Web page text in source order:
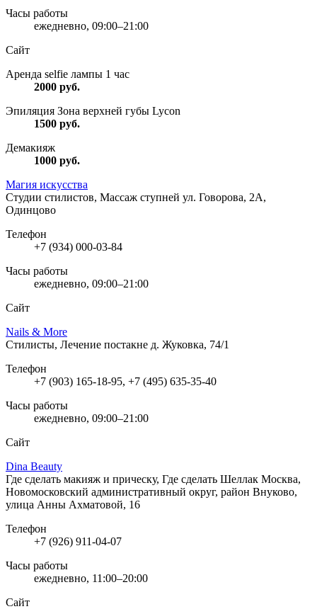
Часы работы
ежедневно, 09:00–21:00
Сайт
Аренда selfie лампы 1 час
2000 руб.
Эпиляция Зона верхней губы Lycon
1500 руб.
Демакияж
1000 руб.
Магия искусства
Студии стилистов, Массаж ступней ул. Говорова, 2А,
Одинцово
Телефон
+7 (934) 000-03-84
Часы работы
ежедневно, 09:00–21:00
Сайт
Nails & More
Стилисты, Лечение постакне д. Жуковка, 74/1
Телефон
+7 (903) 165-18-95, +7 (495) 635-35-40
Часы работы
ежедневно, 09:00–21:00
Сайт
Dina Beauty
Где сделать макияж и прическу, Где сделать Шеллак Москва,
Новомосковский административный округ, район Внуково,
улица Анны Ахматовой, 16
Телефон
+7 (926) 911-04-07
Часы работы
ежедневно, 11:00–20:00
Сайт